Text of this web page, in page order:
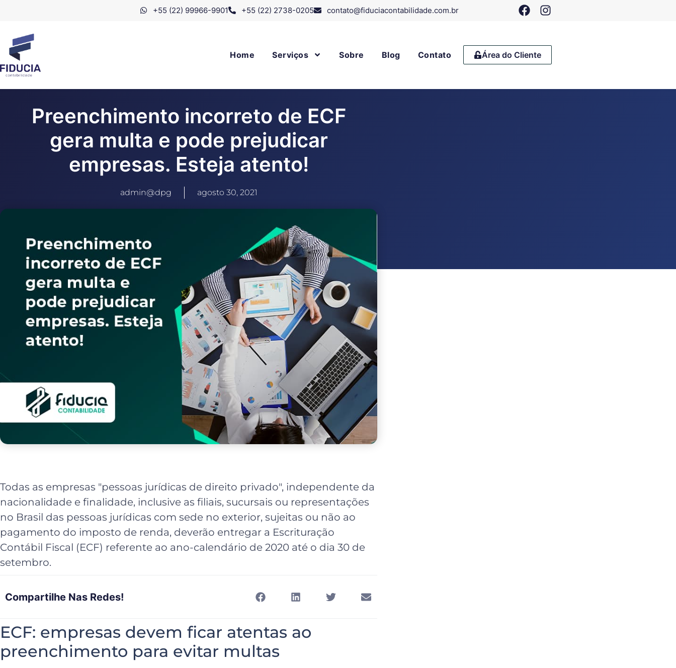
+55 (22) 99966-9901 +55 (22) 2738-0205 contato@fiduciacontabilidade.com.br
Home Serviços Sobre Blog Contato Área do Cliente
Preenchimento incorreto de ECF
gera multa e pode prejudicar
empresas. Esteja atento!
admin@dpg agosto 30, 2021
Todas as empresas "pessoas jurídicas de direito privado", independente da
nacionalidade e finalidade, inclusive as filiais, sucursais ou representações
no Brasil das pessoas jurídicas com sede no exterior, sujeitas ou não ao
pagamento do imposto de renda, deverão entregar a Escrituração
Contábil Fiscal (ECF) referente ao ano-calendário de 2020 até o dia 30 de
setembro.
Compartilhe Nas Redes!
ECF: empresas devem ficar atentas ao
preenchimento para evitar multas